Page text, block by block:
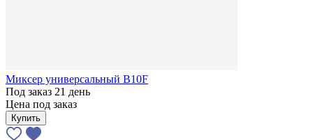
Миксер универсальный В10F
Под заказ 21 день
Цена под заказ
Купить